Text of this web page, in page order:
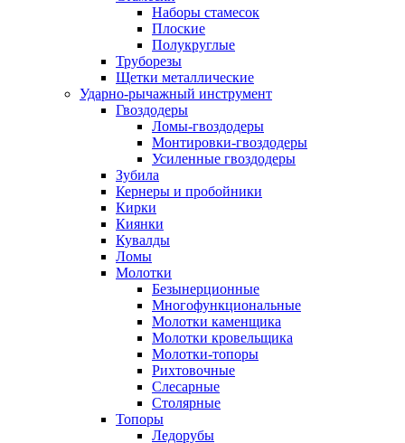
Наборы стамесок
Плоские
Полукруглые
Труборезы
Щетки металлические
Ударно-рычажный инструмент
Гвоздодеры
Ломы-гвоздодеры
Монтировки-гвоздодеры
Усиленные гвоздодеры
Зубила
Кернеры и пробойники
Кирки
Киянки
Кувалды
Ломы
Молотки
Безынерционные
Многофункциональные
Молотки каменщика
Молотки кровельщика
Молотки-топоры
Рихтовочные
Слесарные
Столярные
Топоры
Ледорубы